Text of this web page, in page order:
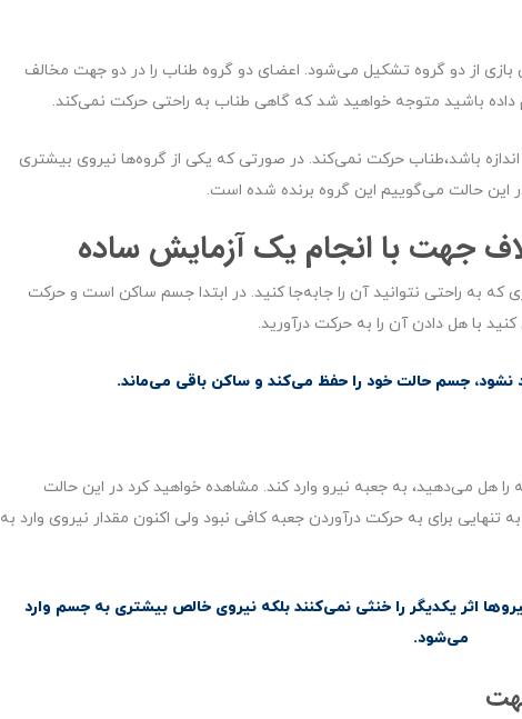
بازی از دو گروه تشکیل می‌شود. اعضای دو گروه طناب را در دو جهت مخالف
داده باشید متوجه خواهید شد که گاهی طناب به راحتی حرکت نمی‌کند.
باشد،‌طناب حرکت نمی‌کند. در صورتی که یکی از گروه‌ها نیروی بیشتری
این حالت می‌گوییم این گروه برنده شده است.
جهت با انجام یک آزمایش ساده
به راحتی نتوانید آن را جابه‌جا کنید. در ابتدا جسم ساکن است و حرکت
با هل دادن آن را به حرکت درآورید.
جسم حالت خود را حفظ می‌کند و ساکن باقی می‌ماند.
هل می‌دهید، به جعبه نیرو وارد کند. مشاهده خواهید کرد در این حالت
برای به حرکت درآوردن جعبه کافی نبود ولی اکنون مقدار نیروی وارد به
اثر یکدیگر را خنثی نمی‌کنند بلکه نیروی خالص بیشتری به جسم وارد
می‌شود.